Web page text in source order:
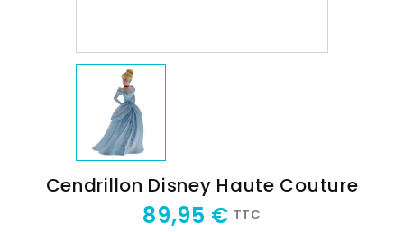
Cendrillon Disney Haute Couture
89,95 € TTC